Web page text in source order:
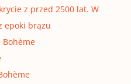
z przed 2500 lat. W
epoki brązu
Bohème